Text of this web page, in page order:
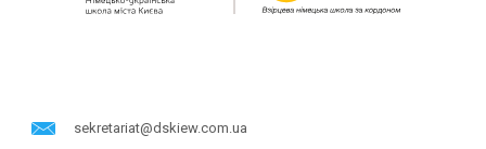
sekretariat@dskiew.com.ua